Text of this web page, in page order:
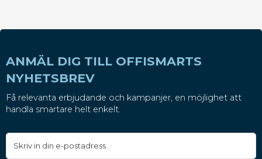
ANMÄL DIG TILL OFFISMARTS
NYHETSBREV
Få relevanta erbjudande och kampanjer, en möjlighet att
handla smartare helt enkelt.